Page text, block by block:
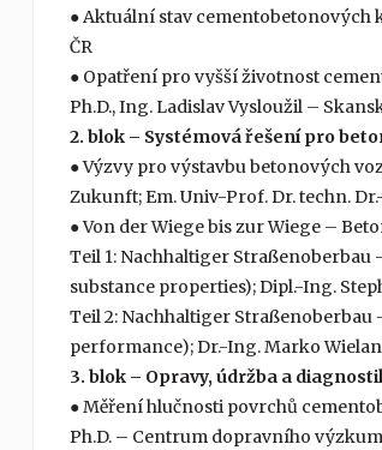
● Aktuální stav cementobetonových
ČR
● Opatření pro vyšší životnost
Ph.D., Ing. Ladislav Vysloužil –
2. blok – Systémová řešení pro
● Výzvy pro výstavbu betonových
Zukunft; Em. Univ-Prof. Dr. techn.
● Von der Wiege bis zur Wiege –
Teil 1: Nachhaltiger
substance properties); Dipl.-Ing.
Teil 2: Nachhaltiger
performance); Dr.-Ing. Marko
3. blok – Opravy, údržba a
● Měření hlučnosti povrchů
Ph.D. – Centrum dopravního